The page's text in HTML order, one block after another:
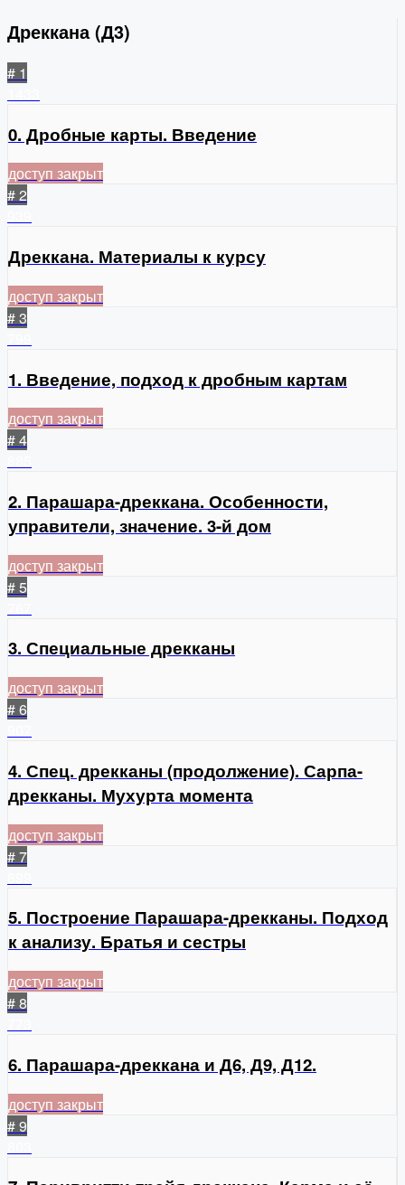
Дреккана (Д3)
# 1
0. Дробные карты. Введение
доступ закрыт
# 2
Дреккана. Материалы к курсу
доступ закрыт
# 3
1. Введение, подход к дробным картам
доступ закрыт
# 4
2. Парашара-дреккана. Особенности,
управители, значение. 3-й дом
доступ закрыт
# 5
3. Специальные дрекканы
доступ закрыт
# 6
4. Спец. дрекканы (продолжение). Сарпа-
дрекканы. Мухурта момента
доступ закрыт
# 7
5. Построение Парашара-дрекканы. Подход
к анализу. Братья и сестры
доступ закрыт
# 8
6. Парашара-дреккана и Д6, Д9, Д12.
доступ закрыт
# 9